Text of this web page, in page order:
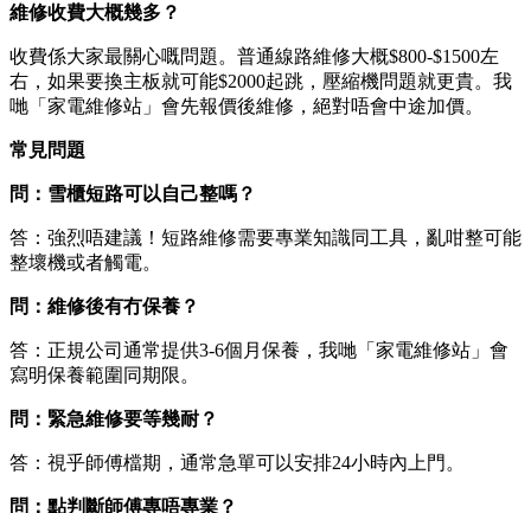
維修收費大概幾多？
收費係大家最關心嘅問題。普通線路維修大概$800-$1500左
右，如果要換主板就可能$2000起跳，壓縮機問題就更貴。我
哋「家電維修站」會先報價後維修，絕對唔會中途加價。
常見問題
問：雪櫃短路可以自己整嗎？
答：強烈唔建議！短路維修需要專業知識同工具，亂咁整可能
整壞機或者觸電。
問：維修後有冇保養？
答：正規公司通常提供3-6個月保養，我哋「家電維修站」會
寫明保養範圍同期限。
問：緊急維修要等幾耐？
答：視乎師傅檔期，通常急單可以安排24小時內上門。
問：點判斷師傅專唔專業？